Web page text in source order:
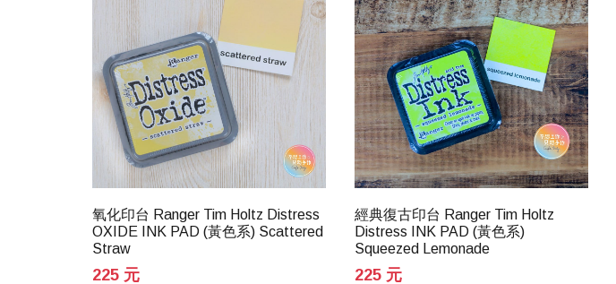
氧化印台 Ranger Tim Holtz Distress
OXIDE INK PAD (黃色系) Scattered
Straw
225 元
經典復古印台 Ranger Tim Holtz
Distress INK PAD (黃色系)
Squeezed Lemonade
225 元